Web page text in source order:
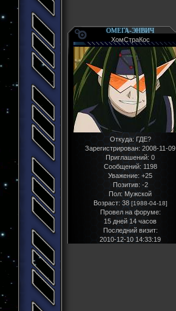
ОМЕГА-ЭНВИЧ
ХомСтраКос
Откуда: ГДЕ?
Зарегистрирован: 2008-11-09
Приглашений: 0
Сообщений: 1198
Уважение: +25
Позитив: -2
Пол: Мужской
Возраст: 38[1988-04-18]
Провел на форуме:
15 дней 14 часов
Последний визит:
2010-12-10 14:33:19